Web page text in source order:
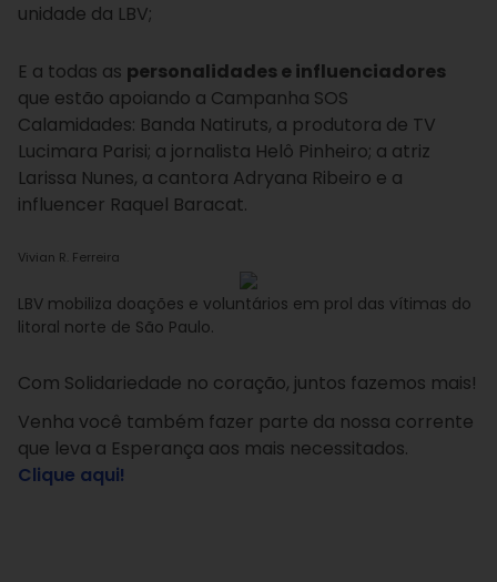
unidade da LBV;
E a todas as personalidades e influenciadores
que estão apoiando a Campanha SOS
Calamidades: Banda Natiruts, a produtora de TV
Lucimara Parisi; a jornalista Helô Pinheiro; a atriz
Larissa Nunes, a cantora Adryana Ribeiro e a
influencer Raquel Baracat.
Vivian R. Ferreira
LBV mobiliza doações e voluntários em prol das vítimas do
litoral norte de São Paulo.
Com Solidariedade no coração, juntos fazemos mais!
Venha você também fazer parte da nossa corrente
que leva a Esperança aos mais necessitados.
Clique aqui!